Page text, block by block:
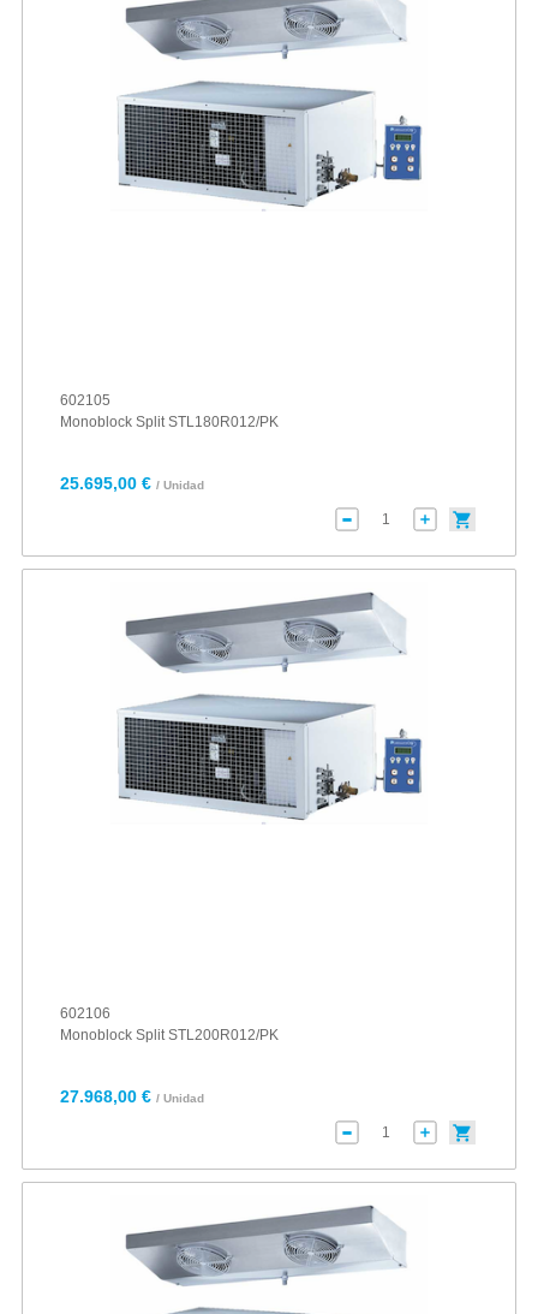
602105
Monoblock Split STL180R012/PK
25.695,00 € / Unidad
602106
Monoblock Split STL200R012/PK
27.968,00 € / Unidad